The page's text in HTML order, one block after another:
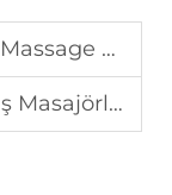
2025'te Takip Etmelikleri
Bir B2B Fırsatı